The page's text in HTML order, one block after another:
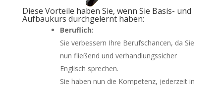
Diese Vorteile haben Sie, wenn Sie Basis- und
Aufbaukurs durchgelernt haben:
Beruflich:
Sie verbessern Ihre Berufschancen, da Sie
nun fließend und verhandlungssicher
Englisch sprechen.
Sie haben nun die Kompetenz, jederzeit in